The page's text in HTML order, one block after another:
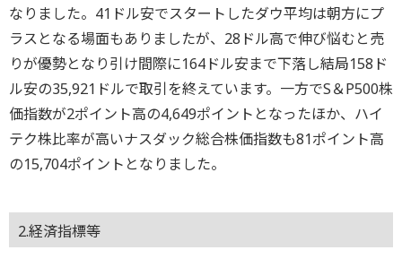
なりました。41ドル安でスタートしたダウ平均は朝方にプ
ラスとなる場面もありましたが、28ドル高で伸び悩むと売
りが優勢となり引け間際に164ドル安まで下落し結局158ド
ル安の35,921ドルで取引を終えています。一方でS＆P500株
価指数が2ポイント高の4,649ポイントとなったほか、ハイ
テク株比率が高いナスダック総合株価指数も81ポイント高
の15,704ポイントとなりました。
2.経済指標等